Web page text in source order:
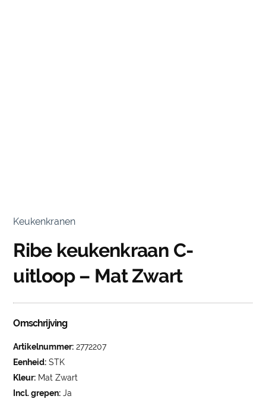
Keukenkranen
Ribe keukenkraan C-
uitloop – Mat Zwart
Omschrijving
Artikelnummer: 2772207
Eenheid: STK
Kleur: Mat Zwart
Incl. grepen: Ja